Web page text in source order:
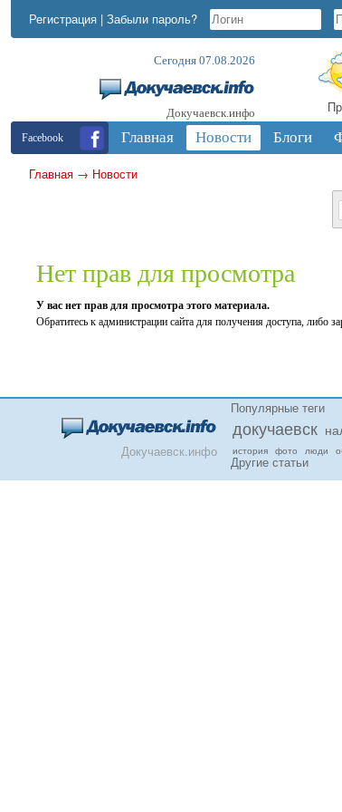
Регистрация | Забыли пароль?
Сегодня 07.08.2026
Докучаевск.инфо
Facebook Главная Новости Блоги
Главная → Новости
Нет прав для просмотра
У вас нет прав для просмотра этого материала.
Обратитесь к администрации сайта для получения доступа, либо
Популярные теги
докучаевск
история фото люди
Другие статьи
Докучаевск.инфо